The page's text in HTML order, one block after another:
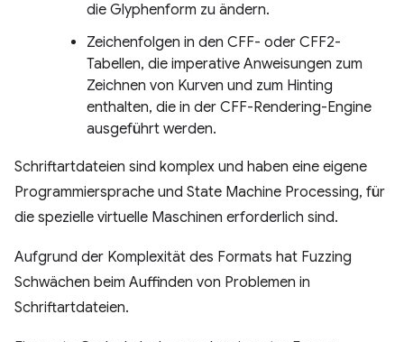
die Glyphenform zu ändern.
Zeichenfolgen in den CFF- oder CFF2-
Tabellen, die imperative Anweisungen zum
Zeichnen von Kurven und zum Hinting
enthalten, die in der CFF-Rendering-Engine
ausgeführt werden.
Schriftartdateien sind komplex und haben eine eigene
Programmiersprache und State Machine Processing, für
die spezielle virtuelle Maschinen erforderlich sind.
Aufgrund der Komplexität des Formats hat Fuzzing
Schwächen beim Auffinden von Problemen in
Schriftartdateien.